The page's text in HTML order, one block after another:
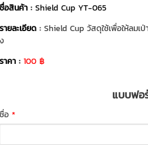
ชื่อสินค้า :Shield Cup YT-065
รายละเอียด: Shield Cup วัสดุใช้เพื่อให้ลมเ
ง
ราคา : 100 ฿
แบบฟอ
ชื่อ *